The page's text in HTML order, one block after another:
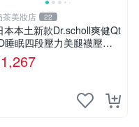
茶美妝店 22
本本土新款Dr.scholl爽健Qt
睡眠四段壓力美腿襪壓力
襪『奶茶美妝店』
1,267